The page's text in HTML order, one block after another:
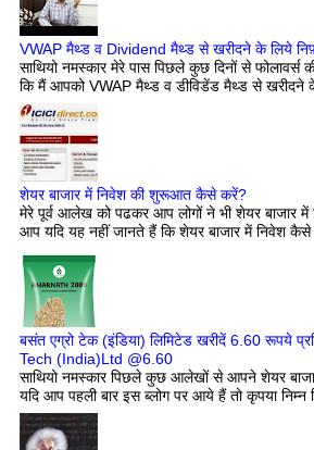
VWAP मैथ्ड व Dividend मैथ्ड से खरीदने के लिये
साथियो नमस्कार मेरे पास पिछले कुछ दिनों से फोलावर्स
कि मैं आपको VWAP मैथ्ड व डीविडेंड मैथ्ड से खरीदने
शेयर बाजार में निवेश की शुरूआत कैसे करें?
मेरे पूर्व आलेख को पढकर आप लोगों ने भी शेयर बाजार में
आप यदि यह नहीं जानते हैं कि शेयर बाजार में निवेश कैसे
बसंत एग्रो टेक (इंडिया) लिमिटेड खरीदें 6.60 रूपये
Tech (India)Ltd @6.60
साथियो नमस्कार पिछले कुछ आलेखों से आपने शेयर
यदि आप पहली बार इस ब्लोग पर आये हैं तो कृपया निम्न